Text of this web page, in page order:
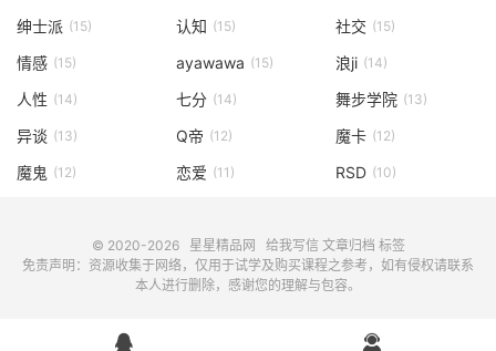
绅士派 (15) 认知 (15) 社交 (15)
情感 (15) ayawawa (15) 浪ji (14)
人性 (14) 七分 (14) 舞步学院 (13)
异谈 (13) Q帝 (12) 魔卡 (12)
魔鬼 (12) 恋爱 (11) RSD (10)
© 2020-2026 星星精品网 给我写信 文章归档 标签
免责声明：资源收集于网络，仅用于试学及购买课程之参考，如有侵权请联系
本人进行删除，感谢您的理解与包容。
 